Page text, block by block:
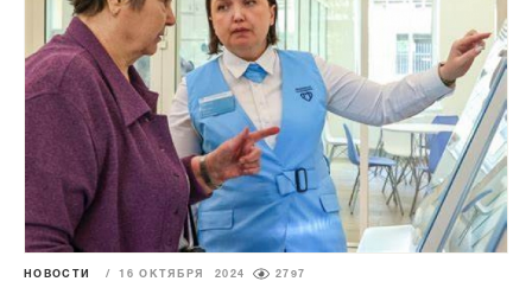
НОВОСТИ / 16 ОКТЯБРЯ 2024 2797